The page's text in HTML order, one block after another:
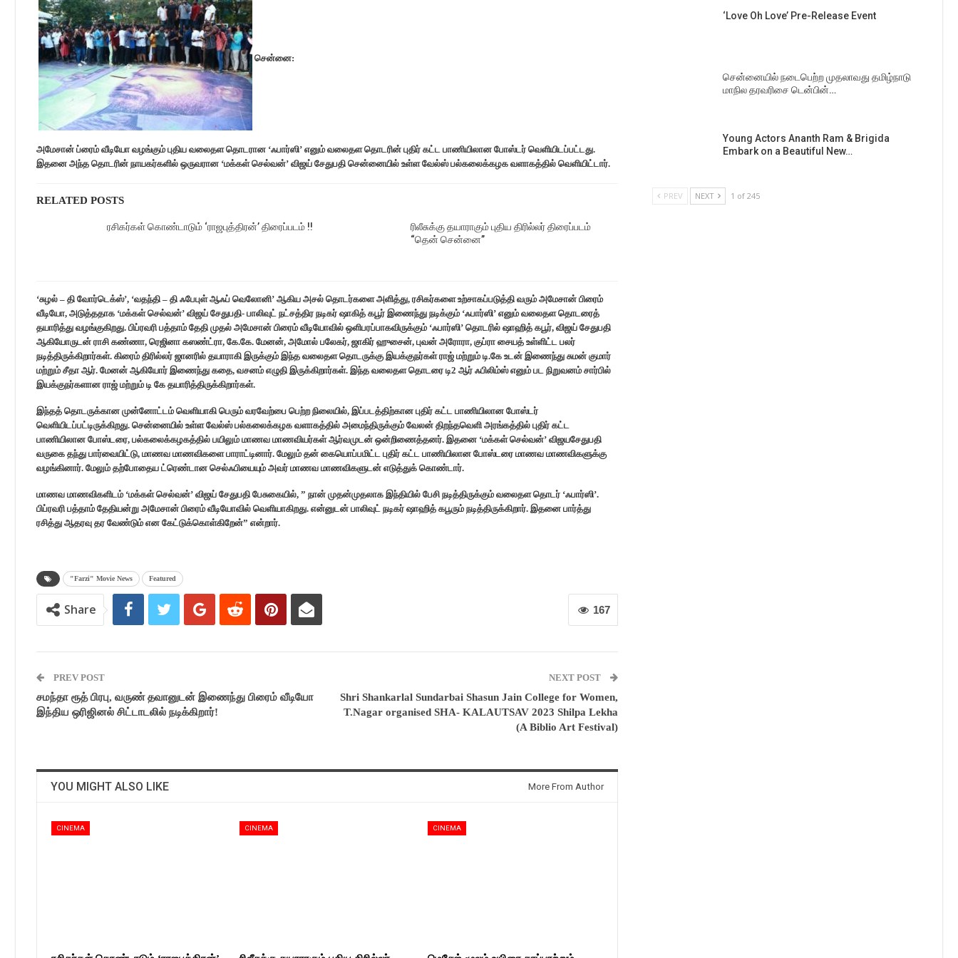
சென்னை:
அமேசான் ப்ரைம் வீடியோ வழங்கும் புதிய வலைதள தொடரான ‘ஃபார்ஸி’ எனும் வலைதள தொடரின் புதிர் கட்ட பாணியிலான போஸ்டர் வெளியிடப்பட்டது.
இதனை அந்த தொடரின் நாயகர்களில் ஒருவரான ‘மக்கள் செல்வன்’ விஜய் சேதுபதி சென்னையில் உள்ள வேல்ஸ் பல்கலைக்கழக வளாகத்தில் வெளியிட்டார்.
RELATED POSTS
ரசிகர்கள் கொண்டாடும் ‘ராஜபுத்திரன்’ திரைப்படம் !!
ரிலீசுக்கு தயாராகும் புதிய திரில்லர் திரைப்படம்
“தென் சென்னை”
‘சுழல் – தி வோர்டெக்ஸ்’, ‘வதந்தி – தி ஃபேபுள் ஆஃப் வெலோனி’ ஆகிய அசல் தொடர்களை அளித்து, ரசிகர்களை உற்சாகப்படுத்தி வரும் அமேசான் பிரைம்
வீடியோ, அடுத்ததாக ‘மக்கள் செல்வன்’ விஜய் சேதுபதி- பாலிவுட் நட்சத்திர நடிகர் ஷாகித் கபூர் இணைந்து நடிக்கும் ‘ஃபார்ஸி’ எனும் வலைதள தொடரைத்
தயாரித்து வழங்குகிறது. பிப்ரவரி பத்தாம் தேதி முதல் அமேசான் பிரைம் வீடியோவில் ஒளிபரப்பாகவிருக்கும் ‘ஃபார்ஸி’ தொடரில் ஷாஹித் கபூர், விஜய் சேதுபதி
ஆகியோருடன் ராசி கண்ணா, ரெஜினா கஸண்ட்ரா, கே.கே. மேனன், அமோல் பலேகர், ஜாகிர் ஹுசைன், புவன் அரோரா, குப்ரா சையத் உள்ளிட்ட பலர்
நடித்திருக்கிறார்கள். கிரைம் திரில்லர் ஜானரில் தயாராகி இருக்கும் இந்த வலைதள தொடருக்கு இயக்குநர்கள் ராஜ் மற்றும் டி.கே உடன் இணைந்து சுமன் குமார்
மற்றும் சீதா ஆர். மேனன் ஆகியோர் இணைந்து கதை, வசனம் எழுதி இருக்கிறார்கள். இந்த வலைதள தொடரை டி2 ஆர் ஃபிலிம்ஸ் எனும் பட நிறுவனம் சார்பில்
இயக்குநர்களான ராஜ் மற்றும் டி கே தயாரித்திருக்கிறார்கள்.
இந்தத் தொடருக்கான முன்னோட்டம் வெளியாகி பெரும் வரவேற்பை பெற்ற நிலையில், இப்படத்திற்கான புதிர் கட்ட பாணியிலான போஸ்டர்
வெளியிடப்பட்டிருக்கிறது. சென்னையில் உள்ள வேல்ஸ் பல்கலைக்கழக வளாகத்தில் அமைந்திருக்கும் வேலன் திறந்தவெளி அரங்கத்தில் புதிர் கட்ட
பாணியிலான போஸ்டரை, பல்கலைக்கழகத்தில் பயிலும் மாணவ மாணவியர்கள் ஆர்வமுடன் ஒன்றிணைத்தனர். இதனை ‘மக்கள் செல்வன்’ விஜயசேதுபதி
வருகை தந்து பார்வையிட்டு, மாணவ மாணவிகளை பாராட்டினார். மேலும் தன் கையொப்பமிட்ட புதிர் கட்ட பாணியிலான போஸ்டரை மாணவ மாணவிகளுக்கு
வழங்கினார். மேலும் தற்போதைய ட்ரெண்டான செல்ஃபியையும் அவர் மாணவ மாணவிகளுடன் எடுத்துக் கொண்டார்.
மாணவ மாணவிகளிடம் ‘மக்கள் செல்வன்’ விஜய் சேதுபதி பேசுகையில், ” நான் முதன்முதலாக இந்தியில் பேசி நடித்திருக்கும் வலைதள தொடர் ‘ஃபார்ஸி’.
பிப்ரவரி பத்தாம் தேதியன்று அமேசான் பிரைம் வீடியோவில் வெளியாகிறது. என்னுடன் பாலிவுட் நடிகர் ஷாஹித் கபூரும் நடித்திருக்கிறார். இதனை பார்த்து
ரசித்து ஆதரவு தர வேண்டும் என கேட்டுக்கொள்கிறேன்” என்றார்.
"Farzi" Movie News Featured
167
Share
PREV POST
சமந்தா ரூத் பிரபு, வருண் தவானுடன் இணைந்து பிரைம் வீடியோ
இந்திய ஒரிஜினல் சிட்டாடலில் நடிக்கிறார்!
NEXT POST
Shri Shankarlal Sundarbai Shasun Jain College for Women,
T.Nagar organised SHA- KALAUTSAV 2023 Shilpa Lekha
(A Biblio Art Festival)
YOU MIGHT ALSO LIKE More From Author
CINEMA CINEMA CINEMA
‘Love Oh Love’ Pre-Release Event
சென்னையில் நடைபெற்ற முதலாவது தமிழ்நாடு
மாநில தரவரிசை டென்பின்…
Young Actors Ananth Ram & Brigida
Embark on a Beautiful New…
PREV NEXT 1 of 245